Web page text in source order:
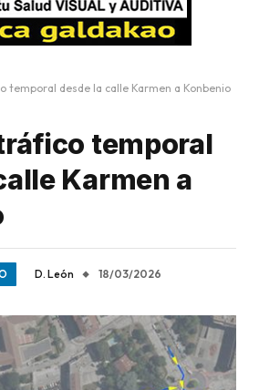
temporal desde la calle Karmen a Konbenio
temporal
Karmen a
D. León 18/03/2026